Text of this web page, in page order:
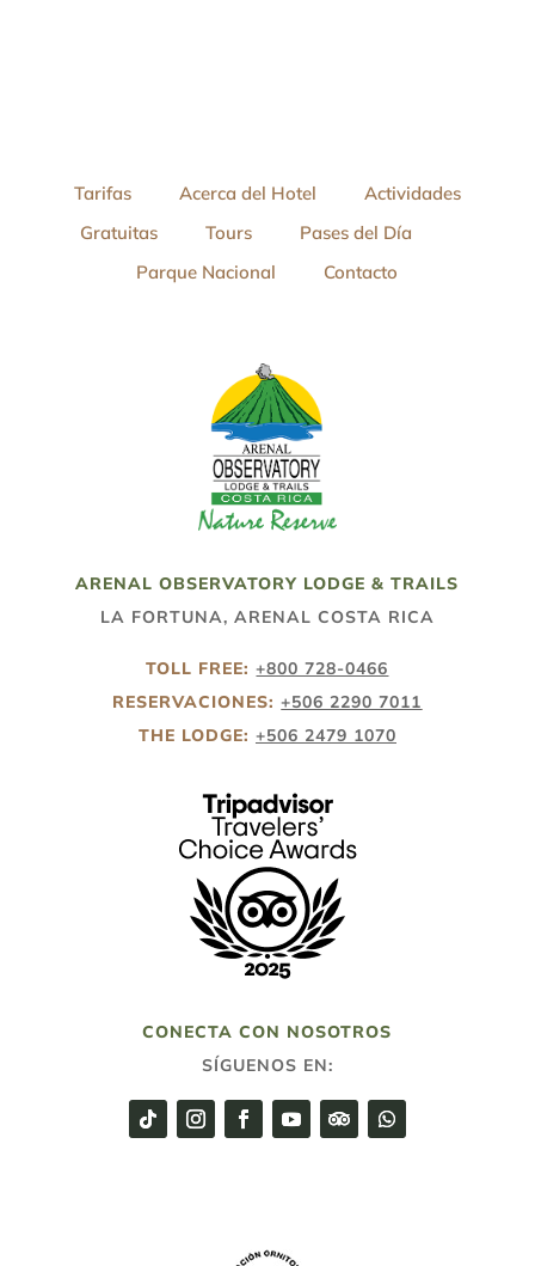
Tarifas Acerca del Hotel
Actividades
Gratuitas
Tours
Pases del Día
Parque Nacional
Contacto
ARENAL OBSERVATORY LODGE & TRAILS
LA FORTUNA, ARENAL COSTA RICA
TOLL FREE:+800 728-0466
RESERVACIONES:+506 2290 7011
THE LODGE: +506 2479 1070
CONECTA CON NOSOTROS
SÍGUENOS EN: